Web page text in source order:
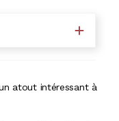
atout intéressant à